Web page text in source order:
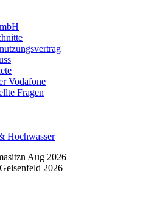
Vodafone
Fragen
Hochwasser